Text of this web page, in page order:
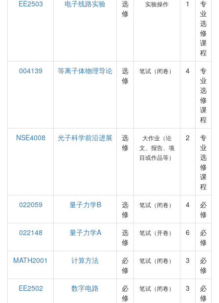
EE2503 电子线路实验
选
修
实验操作 1
专
业
选
修
课
程
004139
等离子体物理导论
选
修
笔试（闭卷） 4
专
业
选
修
课
程
NSE4008
光子科学前沿进展
选
修
大作业（论
文、报告、项
目或作品等）
2
专
业
选
修
课
程
022059
量子力学B
选
修
笔试（闭卷） 4
必
修
022148
量子力学A
选
修
笔试（开卷） 6
必
修
MATH2001
计算方法
必
修
笔试（闭卷） 3
必
修
EE2502
数字电路
必
修
笔试（闭卷） 3
必
修